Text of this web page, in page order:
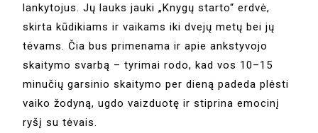
lankytojus. Jų lauks jauki „Knygų starto“ erdvė,
skirta kūdikiams ir vaikams iki dvejų metų bei jų
tėvams. Čia bus primenama ir apie ankstyvojo
skaitymo svarbą – tyrimai rodo, kad vos 10–15
minučių garsinio skaitymo per dieną padeda plėsti
vaiko žodyną, ugdo vaizduotę ir stiprina emocinį
ryšį su tėvais.